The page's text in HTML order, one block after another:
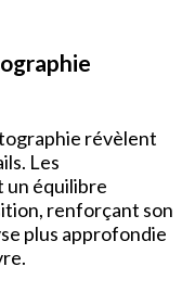
révèlent
Les
un équilibre
renforçant son
plus approfondie